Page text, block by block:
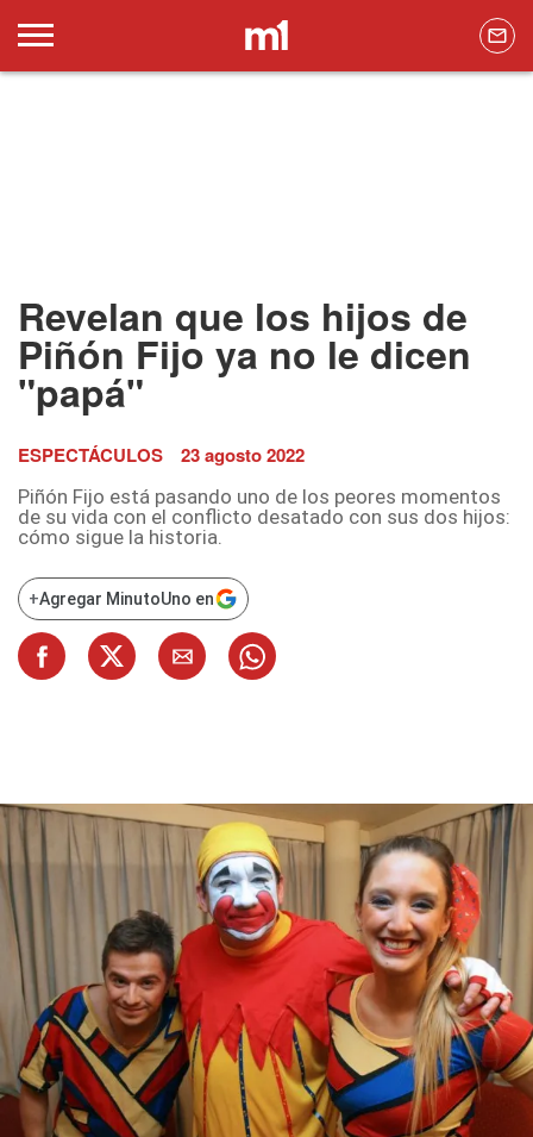
Revelan que los hijos de
Piñón Fijo ya no le dicen
"papá"
ESPECTÁCULOS 23 agosto 2022
Piñón Fijo está pasando uno de los peores momentos
de su vida con el conflicto desatado con sus dos hijos:
cómo sigue la historia.
+Agregar MinutoUno en